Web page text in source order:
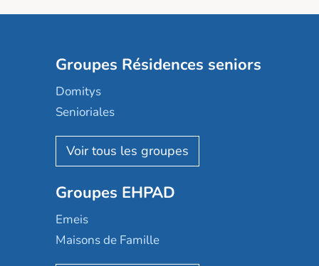
Groupes Résidences seniors
Domitys
Senioriales
Nohée
Les Résidentiels
Mobicap
Domusvi
Happy Senior
Groupes EHPAD
Emeis
Maisons de Famille
Korian